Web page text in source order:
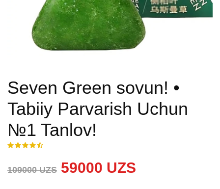
Seven Green sovun! •
Tabiiy Parvarish Uchun
№1 Tanlov!
109000 UZS 59000 UZS